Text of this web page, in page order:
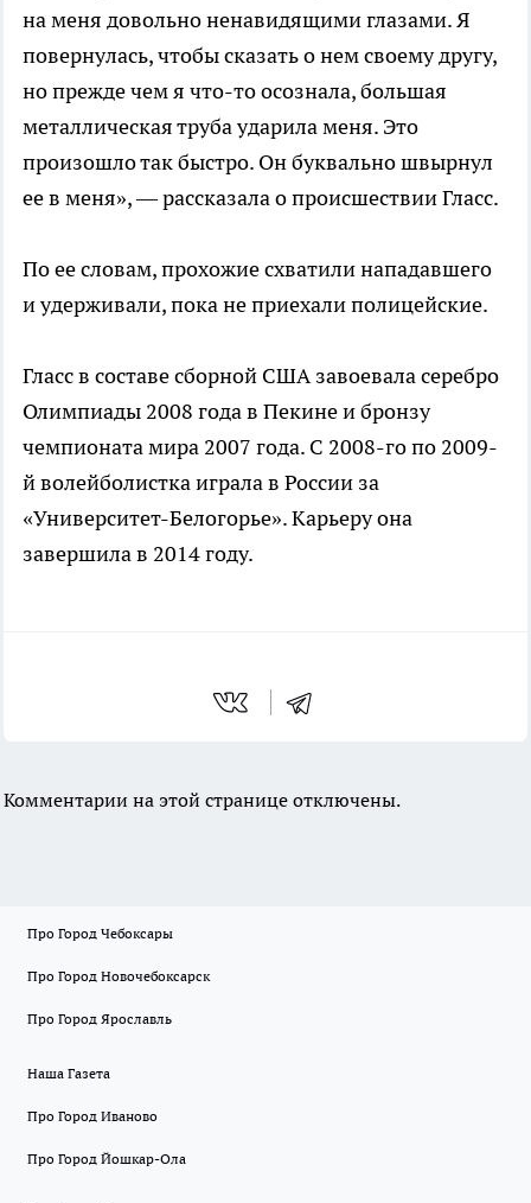
на меня довольно ненавидящими глазами. Я
повернулась, чтобы сказать о нем своему другу,
но прежде чем я что-то осознала, большая
металлическая труба ударила меня. Это
произошло так быстро. Он буквально швырнул
ее в меня», — рассказала о происшествии Гласс.
По ее словам, прохожие схватили нападавшего
и удерживали, пока не приехали полицейские.
Гласс в составе сборной США завоевала серебро
Олимпиады 2008 года в Пекине и бронзу
чемпионата мира 2007 года. С 2008-го по 2009-
й волейболистка играла в России за
«Университет-Белогорье». Карьеру она
завершила в 2014 году.
Комментарии на этой странице отключены.
Про Город Чебоксары
Про Город Новочебоксарск
Про Город Ярославль
Наша Газета
Про Город Иваново
Про Город Йошкар-Ола